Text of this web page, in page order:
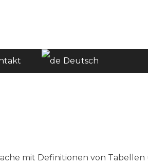
Deutsch
mit Definitionen von